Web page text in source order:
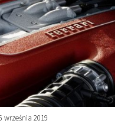
września 2019